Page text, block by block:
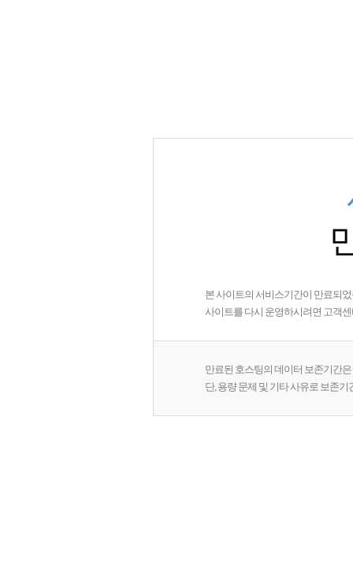
본 사이트의 서비스기간이 만료되
사이트를 다시 운영하시려면 고객
만료된 호스팅의 데이터 보존기간
단, 용량 문제 및 기타 사유로 보존